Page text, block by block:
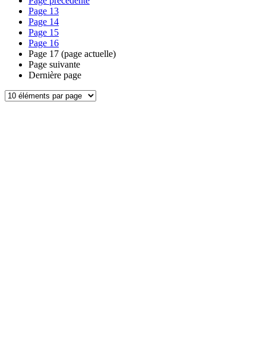
Page 13
Page 14
Page 15
Page 16
Page 17 (page actuelle)
Page suivante
Dernière page